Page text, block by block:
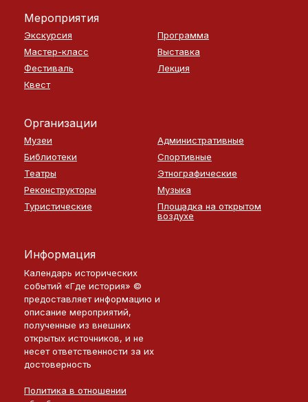
Мероприятия
Экскурсия
Программа
Мастер-класс
Выставка
Фестиваль
Лекция
Квест
Организации
Музеи
Административные
Библиотеки
Спортивные
Театры
Этнографические
Реконструкторы
Музыка
Туристические
Площадка на открытом
воздухе
Информация
Календарь исторических
событий «Где история» ©
предоставляет информацию и
описание мероприятий,
полученные из внешних
открытых источников, и не
несет ответственности за их
достоверность
Политика в отношении